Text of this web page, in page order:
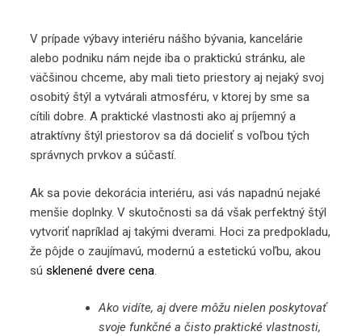
V prípade výbavy interiéru nášho bývania, kancelárie
alebo podniku nám nejde iba o praktickú stránku, ale
väčšinou chceme, aby mali tieto priestory aj nejaký svoj
osobitý štýl a vytvárali atmosféru, v ktorej by sme sa
cítili dobre. A praktické vlastnosti ako aj príjemný a
atraktívny štýl priestorov sa dá docieliť s voľbou tých
správnych prvkov a súčastí.
Ak sa povie dekorácia interiéru, asi vás napadnú nejaké
menšie doplnky. V skutočnosti sa dá však perfektný štýl
vytvoriť napríklad aj takými dverami. Hoci za predpokladu,
že pôjde o zaujímavú, modernú a estetickú voľbu, akou
súsklenené dvere cena.
Ako vidíte, aj dvere môžu nielen poskytovať
svoje funkčné a čisto praktické vlastnosti,